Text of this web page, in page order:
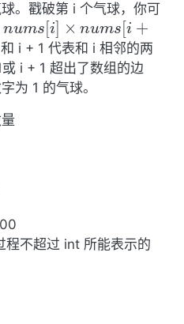
。戳破第 i 个气球，你可
nums [i] × nums [i +
i + 1 代表和 i 相邻的两
i + 1 超出了数组的边
为 1 的气球。
程不超过 int 所能表示的